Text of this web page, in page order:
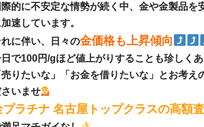
際的に不安定な情勢が続く中、金や金製品
速しています。
れに伴い、日々の金価格も上昇傾向
で100円/gほど値上がりすることも珍しく
売りたいな」「お金を借りたいな」とお考
さいませ
プラチナ 名古屋トップクラスの高額